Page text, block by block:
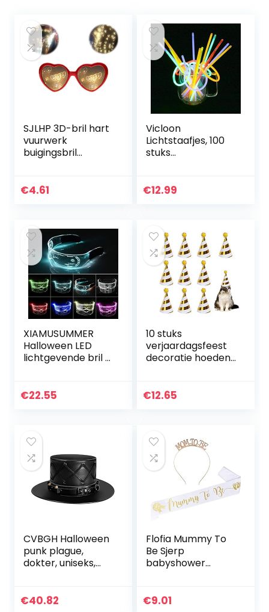
SJLHP 3D-bril hart
vuurwerk
buigingsbril
buitenshuis
€4.61
Vicloon
Lichtstaafjes, 100
stuks
Connector,
€12.99
XIAMUSUMMER
Halloween LED
lichtgevende bril –
Vizier Bril –
€22.55
10 stuks
verjaardagsfeest
decoratie hoeden
rekwisieten mooie
€12.65
CVBGH Halloween
punk plague,
dokter, uniseks,
feestaccessoires,
€40.82
Flofia Mummy To
Be Sjerp
babyshower
zwangerschap
€9.01